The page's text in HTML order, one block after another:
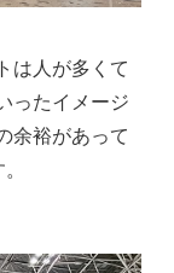
は人が多くて
ったイメージ
余裕があって